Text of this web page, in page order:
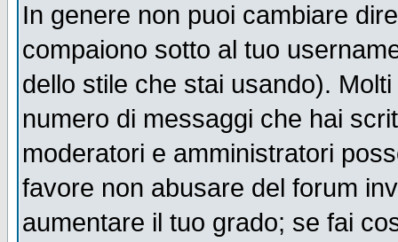
In genere non puoi cambiare
compaiono sotto al tuo
dello stile che stai usando).
numero di messaggi che hai
moderatori e amministratori
favore non abusare del forum
aumentare il tuo grado; se fai